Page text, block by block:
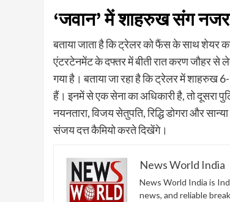
‘जवान’ में शाहरुख संग
बताया जाता है कि ट्रेलर को फैंस के साथ शेयर
एंटरटेनमेंट के दफ्तर में बीती रात करण जौहर से
गया है। बताया जा रहा है कि ट्रेलर में
हैं। इनमें से एक सेना का अध‍िकारी है, तो दूसरा
नयनतारा, विजय सेतुपति, रिद्ध‍ि डोगरा और
संजय दत्त कैमियो करते दिखेंगे।
News World India
News World India is
news, and reliable